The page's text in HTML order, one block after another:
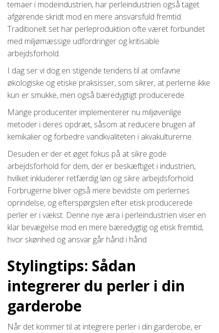
temaer i modeindustrien, har perleindustrien også taget
afgørende skridt mod en mere ansvarsfuld fremtid.
Traditionelt set har perleproduktion ofte været forbundet
med miljømæssige udfordringer og kritisable
arbejdsforhold.
I dag ser vi dog en stigende tendens til at omfavne
økologiske og etiske praksisser, som sikrer, at perlerne ikke
kun er smukke, men også bæredygtigt producerede.
Mange producenter implementerer nu miljøvenlige
metoder i deres opdræt, såsom at reducere brugen af
kemikalier og forbedre vandkvaliteten i akvakulturerne.
Desuden er der et øget fokus på at sikre gode
arbejdsforhold for dem, der er beskæftiget i industrien,
hvilket inkluderer retfærdig løn og sikre arbejdsforhold.
Forbrugerne bliver også mere bevidste om perlernes
oprindelse, og efterspørgslen efter etisk producerede
perler er i vækst. Denne nye æra i perleindustrien viser en
klar bevægelse mod en mere bæredygtig og etisk fremtid,
hvor skønhed og ansvar går hånd i hånd.
Stylingtips: Sådan
integrerer du perler i din
garderobe
Når det kommer til at integrere perler i din garderobe, er